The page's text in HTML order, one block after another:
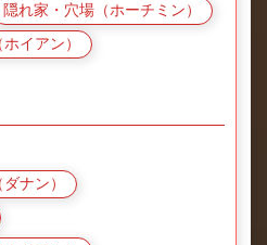
隠れ家・穴場（ホーチミン）
イアン）
ナン）